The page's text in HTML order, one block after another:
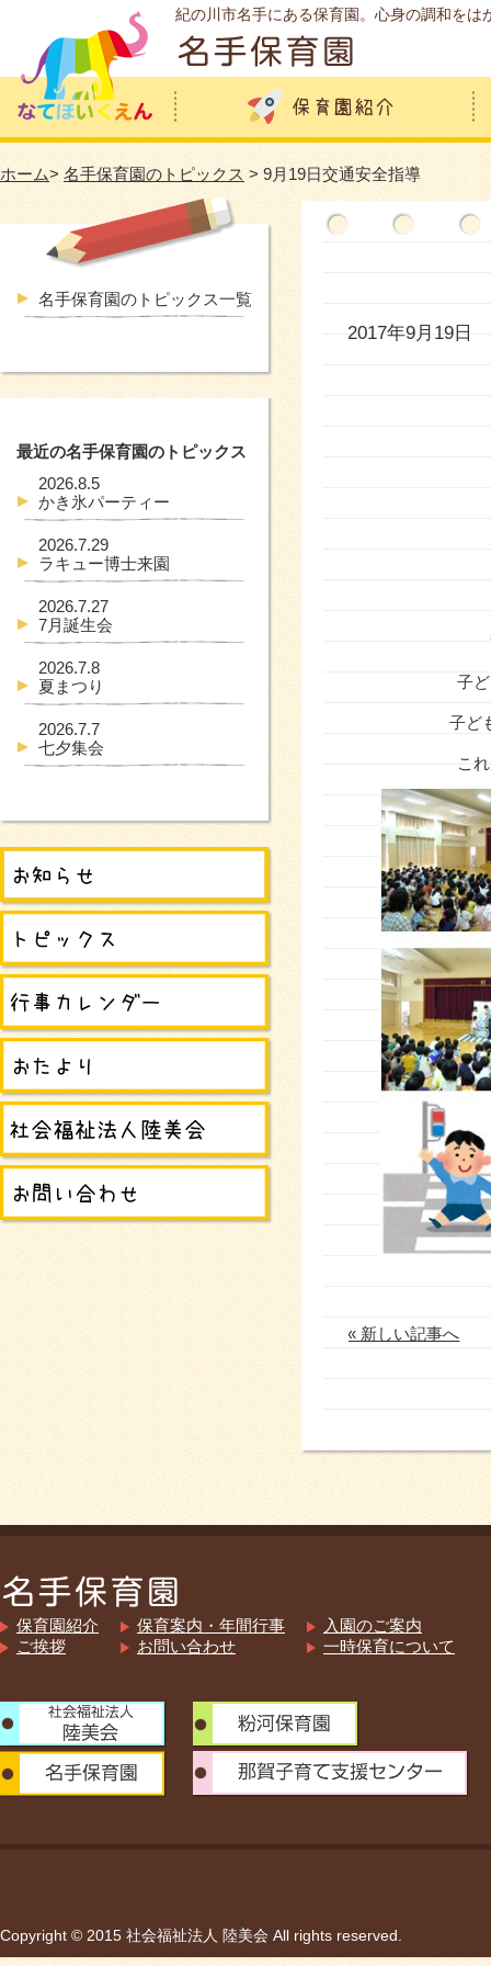
紀の川市名手にある保育園。心身の調和を
ホーム> 名手保育園のトピックス > 9月19日交通安全指導
2017年9月19日
子
子ど
こ
« 新しい記事へ
名手保育園のトピックス一覧
最近の名手保育園のトピックス
2026.8.5
かき氷パーティー
2026.7.29
ラキュー博士来園
2026.7.27
7月誕生会
2026.7.8
夏まつり
2026.7.7
七夕集会
保育園紹介
ご挨拶
保育案内・年間行事
お問い合わせ
入園のご案内
一時保育について
Copyright © 2015 社会福祉法人 陸美会 All rights reserved.